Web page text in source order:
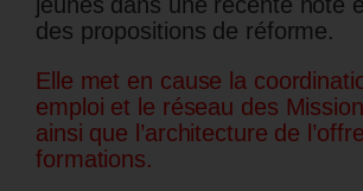
des propositions de réforme.
Elle met en cause la
emploi et le réseau des
ainsi que l’architecture de
formations.